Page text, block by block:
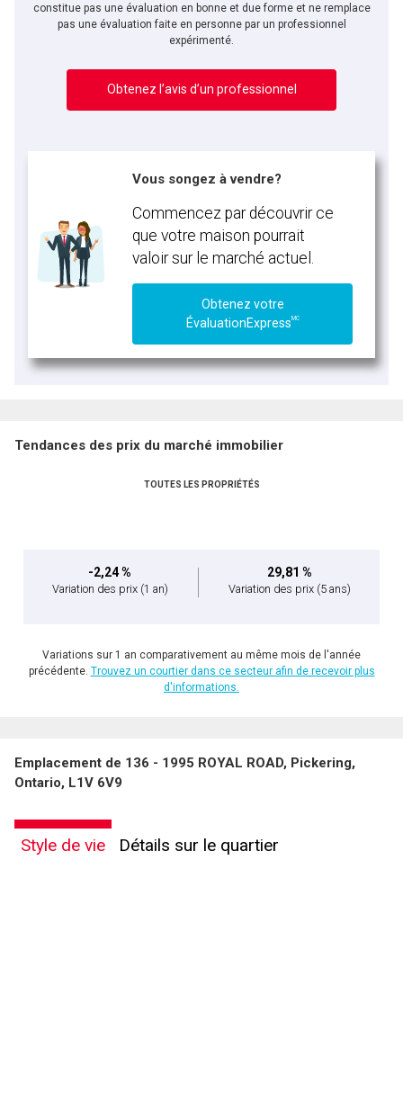
constitue pas une évaluation en bonne et due forme et ne remplace
pas une évaluation faite en personne par un professionnel
expérimenté.
Obtenez l’avis d’un professionnel
Vous songez à vendre?
Commencez par découvrir ce
que votre maison pourrait
valoir sur le marché actuel.
Obtenez votre
ÉvaluationExpressMC
Tendances des prix du marché immobilier
TOUTES LES PROPRIÉTÉS
-2,24 %
Variation des prix (1 an)
29,81 %
Variation des prix (5 ans)
Variations sur 1 an comparativement au même mois de l'année
précédente. Trouvez un courtier dans ce secteur afin de recevoir plus
d'informations.
Emplacement de 136 - 1995 ROYAL ROAD, Pickering,
Ontario, L1V 6V9
Style de vie Détails sur le quartier